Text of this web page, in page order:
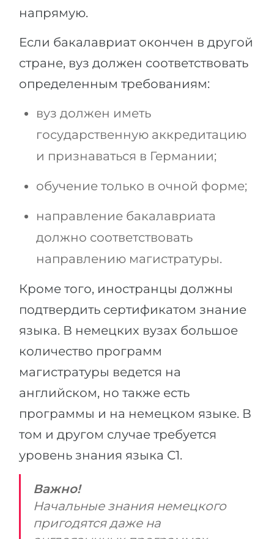
напрямую.
Если бакалавриат окончен в другой
стране, вуз должен соответствовать
определенным требованиям:
вуз должен иметь
государственную аккредитацию
и признаваться в Германии;
обучение только в очной форме;
направление бакалавриата
должно соответствовать
направлению магистратуры.
Кроме того, иностранцы должны
подтвердить сертификатом знание
языка. В немецких вузах большое
количество программ
магистратуры ведется на
английском, но также есть
программы и на немецком языке. В
том и другом случае требуется
уровень знания языка С1.
Важно!
Начальные знания немецкого
пригодятся даже на